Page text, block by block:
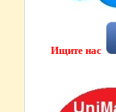
Ищите нас